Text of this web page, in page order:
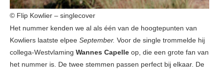
© Flip Kowlier – singlecover
Het nummer kenden we al als één van de hoogtepunten van
Kowliers laatste elpee September. Voor de single trommelde hij
collega-Westvlaming Wannes Capelle op, die een grote fan van
het nummer is. De twee stemmen passen perfect bij elkaar. De